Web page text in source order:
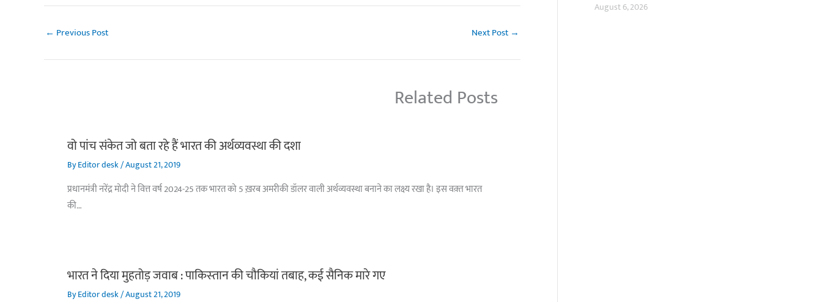
← Previous Post Next Post →
Related Posts
वो पांच संकेत जो बता रहे हैं भारत की अर्थव्यवस्था की दशा
ByEditor desk/August 21, 2019
प्रधानमंत्री नरेंद्र मोदी ने वित्त वर्ष 2024-25 तक भारत को 5 ख़रब अमरीकी डॉलर वाली अर्थव्यवस्था बनाने का लक्ष्य रखा है। इस वक़्त भारत
की…
भारत ने दिया मुहतोड़ जवाब : पाकिस्‍तान की चौकियां तबाह, कई सैनिक मारे गए
ByEditor desk/August 21, 2019
August 6, 2026